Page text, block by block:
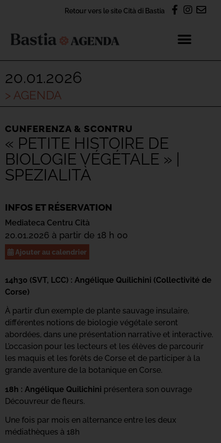
Retour vers le site Cità di Bastia
20.01.2026
> AGENDA
CUNFERENZA & SCONTRU
« PETITE HISTOIRE DE
BIOLOGIE VÉGÉTALE » |
SPEZIALITÀ
INFOS ET RÉSERVATION
Mediateca Centru Cità
20.01.2026 à partir de 18 h 00
Ajouter au calendrier
14h30 (SVT, LCC) : Angélique Quilichini (Collectivité de
Corse)
À partir d’un exemple de plante sauvage insulaire,
différentes notions de biologie végétale seront
abordées, dans une présentation narrative et interactive.
L’occasion pour les lecteurs et les élèves de parcourir
les maquis et les forêts de Corse et de participer à la
grande aventure de la botanique en Corse.
18h : Angélique Quilichini présentera son ouvrage
Découvreur de fleurs.
Une fois par mois en alternance entre les deux
médiathèques à 18h